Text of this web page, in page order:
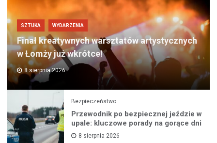
SZTUKA WYDARZENIA
Finał kreatywnych warsztatów artystycznych
w Łomży już wkrótce!
8 sierpnia 2026
Bezpieczeństwo
Przewodnik po bezpiecznej jeździe w
upale: kluczowe porady na gorące dni
8 sierpnia 2026